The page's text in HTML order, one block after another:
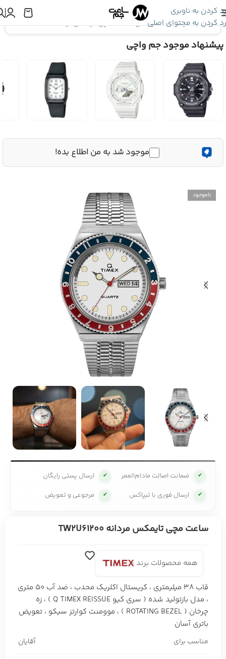
رد کردن به ناوبری
رد کردن به محتوای اصلی
اینجا هستید:ساعت تایمکس»ساعت مچی تایمکس مردانه TW2U61200
پیشنهاد موجود جم واچی
موجود شد به من اطلاع بده!
ناموجود
✔ ضمانت اصالت مادام‌العمر ✔ ارسال پستی رایگان
✔ ارسال فوری با تیپاکس ✔ مرجوعی و تعویض
ساعت مچی تایمکس مردانه TW2U61200
همه محصولات برند
قاب 38 میلیمتری ، کریستال اکلریک محدب ، ضد آب 50 متری
، مدل بازتولید شده ( سری کیو Q TIMEX REISSUE ) ، زه
چرخان ( ROTATING BEZEL ) ، موومنت کوارتز سیکو ، تعویض
باتری آسان
مناسب برای آقایان